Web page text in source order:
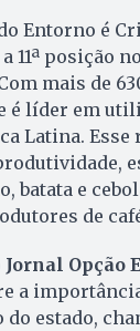
Entorno é
11ª posição no
mais de
é líder em
Latina. Esse
batata e
de
Jornal Opção
a
estado,